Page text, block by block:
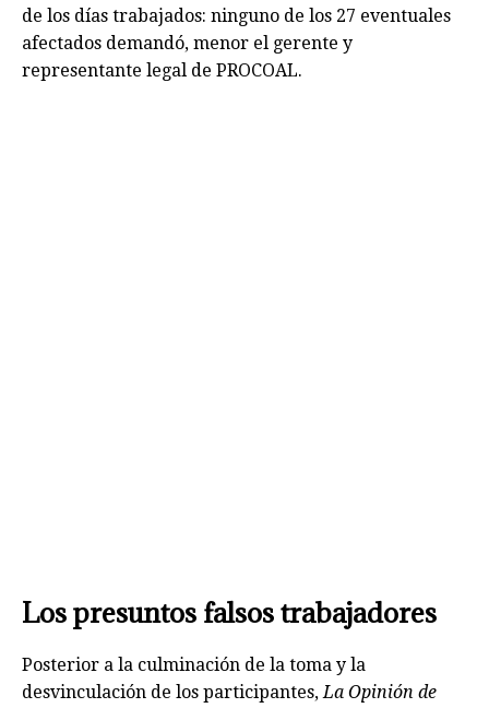
de los días trabajados: ninguno de los 27 eventuales
afectados demandó, menor el gerente y
representante legal de PROCOAL.
Los presuntos falsos trabajadores
Posterior a la culminación de la toma y la
desvinculación de los participantes,La Opinión de